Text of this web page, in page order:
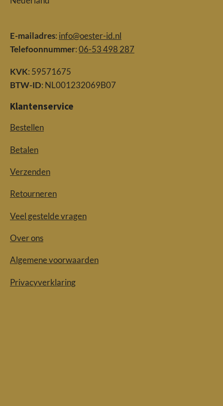
E-mailadres: info@oester-id.nl
Telefoonnummer:06-53 498 287
KVK: 59571675
BTW-ID: NL001232069B07
Klantenservice
Bestellen
Betalen
Verzenden
Retourneren
Veel gestelde vragen
Over ons
Algemene voorwaarden
Privacyverklaring